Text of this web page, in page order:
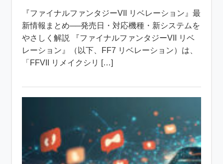
『ファイナルファンタジーVII リベレーション』最
新情報まとめ──発売日・対応機種・新システムを
やさしく解説 『ファイナルファンタジーVII リベ
レーション』（以下、FF7 リベレーション）は、
「FFVII リメイクシリ […]